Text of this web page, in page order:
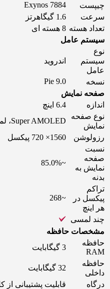
چیپست
Exynos 7884
سرعت
1.6 گیگاهرتز
تعداد هسته 8 هسته ای
سیستم عامل
نوع
سیستم
عامل
اندروید
نسخه
9.0 Pie
صفحه نمایش
اندازه
6.4 اینچ
نوع صفحه
نمایش
Super AMOLED، لمسی خازنی 16میلیون رنگ
رزولوشن
1560× 720 پیکسل
نسبت
صفحه
نمایش به
بدنه
~85.0%
تراکم
پیکسل در
هر اینچ
~268
چند لمسی
مشخصات حافظه
حافظه
RAM
3 گیگابایت
حافظه
داخلی
32 گیگابایت
درگاه